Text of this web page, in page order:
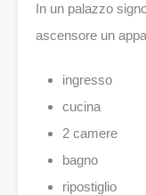
In un palazzo
ascensore un
ingresso
cucina
2 camere
bagno
ripostiglio